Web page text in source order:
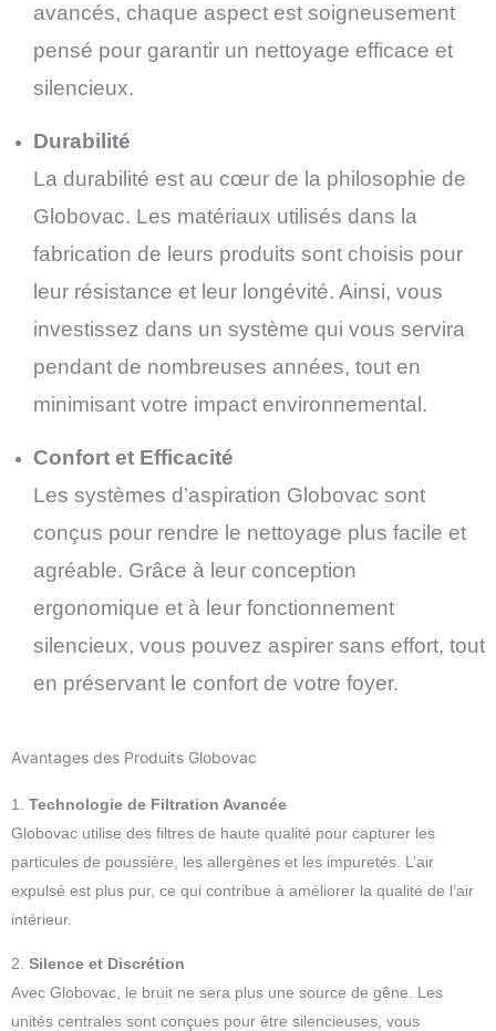
avancés, chaque aspect est soigneusement
pensé pour garantir un nettoyage efficace et
silencieux.
Durabilité
La durabilité est au cœur de la philosophie de
Globovac. Les matériaux utilisés dans la
fabrication de leurs produits sont choisis pour
leur résistance et leur longévité. Ainsi, vous
investissez dans un système qui vous servira
pendant de nombreuses années, tout en
minimisant votre impact environnemental.
Confort et Efficacité
Les systèmes d’aspiration Globovac sont
conçus pour rendre le nettoyage plus facile et
agréable. Grâce à leur conception
ergonomique et à leur fonctionnement
silencieux, vous pouvez aspirer sans effort, tout
en préservant le confort de votre foyer.
Avantages des Produits Globovac
1. Technologie de Filtration Avancée
Globovac utilise des filtres de haute qualité pour capturer les
particules de poussière, les allergènes et les impuretés. L’air
expulsé est plus pur, ce qui contribue à améliorer la qualité de l’air
intérieur.
2. Silence et Discrétion
Avec Globovac, le bruit ne sera plus une source de gêne. Les
unités centrales sont conçues pour être silencieuses, vous